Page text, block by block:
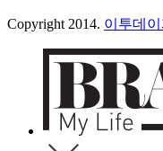
Copyright 2014. 이투데이